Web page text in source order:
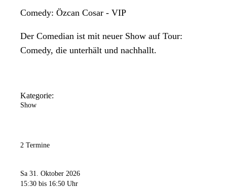
Comedy: Özcan Cosar - VIP
Der Comedian ist mit neuer Show auf Tour:
Comedy, die unterhält und nachhallt.
Kategorie:
Show
2 Termine
Sa 31. Oktober 2026
15:30 bis 16:50 Uhr